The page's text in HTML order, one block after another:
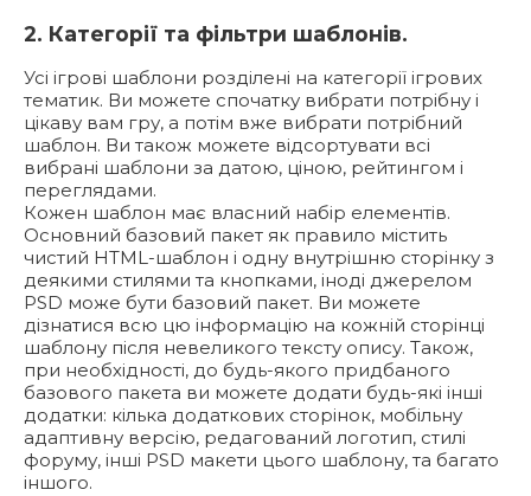
2. Категорії та фільтри шаблонів.
Усі ігрові шаблони розділені на категорії ігрових
тематик. Ви можете спочатку вибрати потрібну і
цікаву вам гру, а потім вже вибрати потрібний
шаблон. Ви також можете відсортувати всі
вибрані шаблони за датою, ціною, рейтингом і
переглядами.
Кожен шаблон має власний набір елементів.
Основний базовий пакет як правило містить
чистий HTML-шаблон і одну внутрішню сторінку з
деякими стилями та кнопками, іноді джерелом
PSD може бути базовий пакет. Ви можете
дізнатися всю цю інформацію на кожній сторінці
шаблону після невеликого тексту опису. Також,
при необхідності, до будь-якого придбаного
базового пакета ви можете додати будь-які інші
додатки: кілька додаткових сторінок, мобільну
адаптивну версію, редагований логотип, стилі
форуму, інші PSD макети цього шаблону, та багато
іншого.